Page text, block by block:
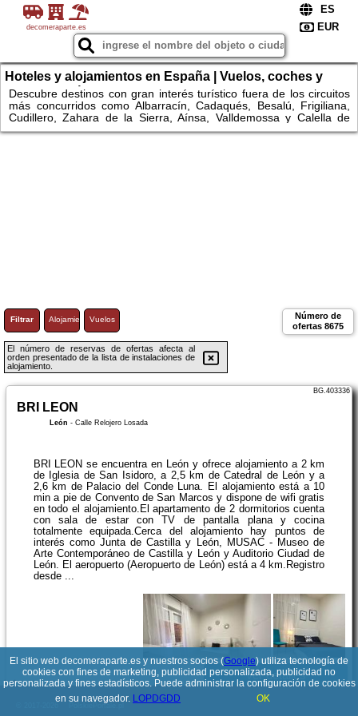
decomeraparte.es
Hoteles y alojamientos en España | Vuelos, coches y
escapadas únicas
Descubre destinos con gran interés turístico fuera de los circuitos
más concurridos como Albarracín, Cadaqués, Besalú, Frigiliana,
Cudillero, Zahara de la Sierra, Aínsa, Valldemossa y Calella de
Palafrugell. Explora espacios naturales como el Parque Nacional
Filtrar AlojamientoVuelos
Número de
ofertas 8675
El número de reservas de ofertas afecta al
orden presentado de la lista de instalaciones de
alojamiento.
BRI LEON
León - Calle Relojero Losada
BRI LEON se encuentra en León y ofrece alojamiento a 2 km
de Iglesia de San Isidoro, a 2,5 km de Catedral de León y a
2,6 km de Palacio del Conde Luna. El alojamiento está a 10
min a pie de Convento de San Marcos y dispone de wifi gratis
en todo el alojamiento.El apartamento de 2 dormitorios cuenta
con sala de estar con TV de pantalla plana y cocina
totalmente equipada.Cerca del alojamiento hay puntos de
interés como Junta de Castilla y León, MUSAC - Museo de
Arte Contemporáneo de Castilla y León y Auditorio Ciudad de
León. El aeropuerto (Aeropuerto de León) está a 4 km.Registro
desde ...
Ver detalles
BG.403336
El sitio web decomeraparte.es y nuestros socios (Google) utiliza tecnología de
cookies con fines de marketing, publicidad personalizada, publicidad no
personalizada y fines estadísticos. Puede administrar la configuración de cookies
en su navegador. LOPDGDD OK
PolskiePortale.pl